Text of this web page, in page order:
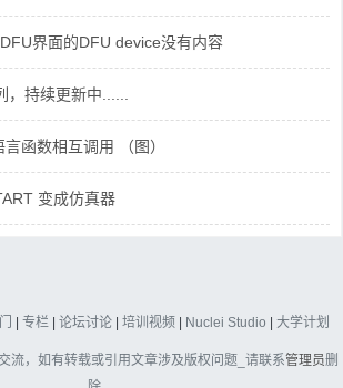
界面的DFU device没有内容
持续更新中......
函数相互调用 （图）
变成仿真器
| 专栏 | 论坛讨论 | 培训视频 | Nuclei Studio | 大学计划
流，如有转载或引用文章涉及版权问题_请联系管理员删